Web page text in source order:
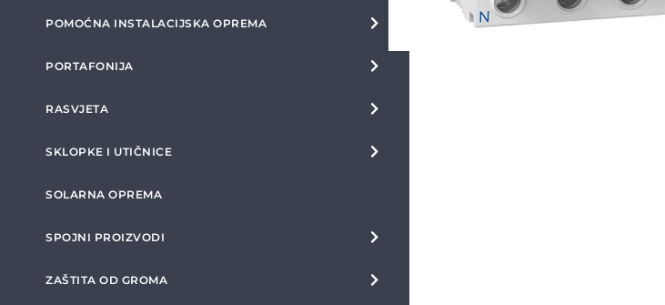
POMOĆNA INSTALACIJSKA OPREMA
PORTAFONIJA
RASVJETA
SKLOPKE I UTIČNICE
SOLARNA OPREMA
SPOJNI PROIZVODI
ZAŠTITA OD GROMA